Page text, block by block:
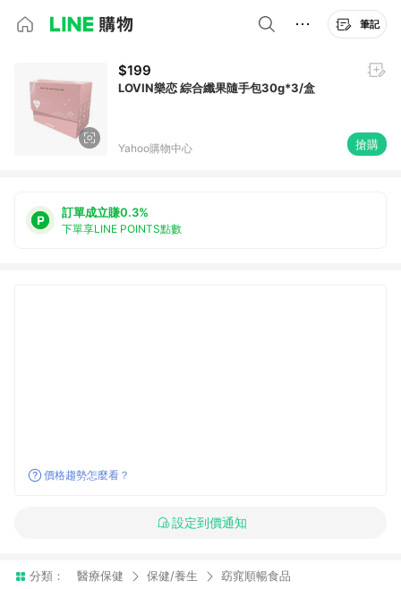
筆記
$199
LOVIN樂恋 綜合纖果隨手包30g*3/盒
Yahoo購物中心 搶購
訂單成立賺0.3%
下單享LINE POINTS點數
價格趨勢怎麼看？
設定到價通知
分類： 醫療保健 保健/養生 窈窕順暢食品